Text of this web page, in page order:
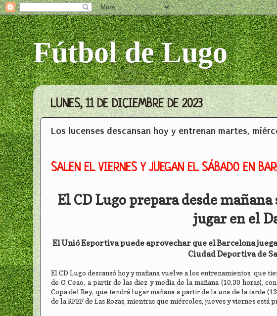
Fútbol de Lugo
LUNES, 11 DE DICIEMBRE DE 2023
Los lucenses descansan hoy y entrenan martes,
SALEN EL VIERNES Y JUEGAN EL SÁBADO EN
El CD Lugo prepara desde
jugar en el
El Unió Esportiva puede aprovechar que el Barcelona
Ciudad Deportiva de
El CD Lugo descansó hoy y mañana vuelve a los entrenamientos, que
de O Ceao, a partir de las diez y media de la mañana (10,30 horas),
Copa del Rey, que tendrá lugar mañana a partir de la una de la tarde
de la RFEF de Las Rozas, mientras que miércoles, jueves y viernes